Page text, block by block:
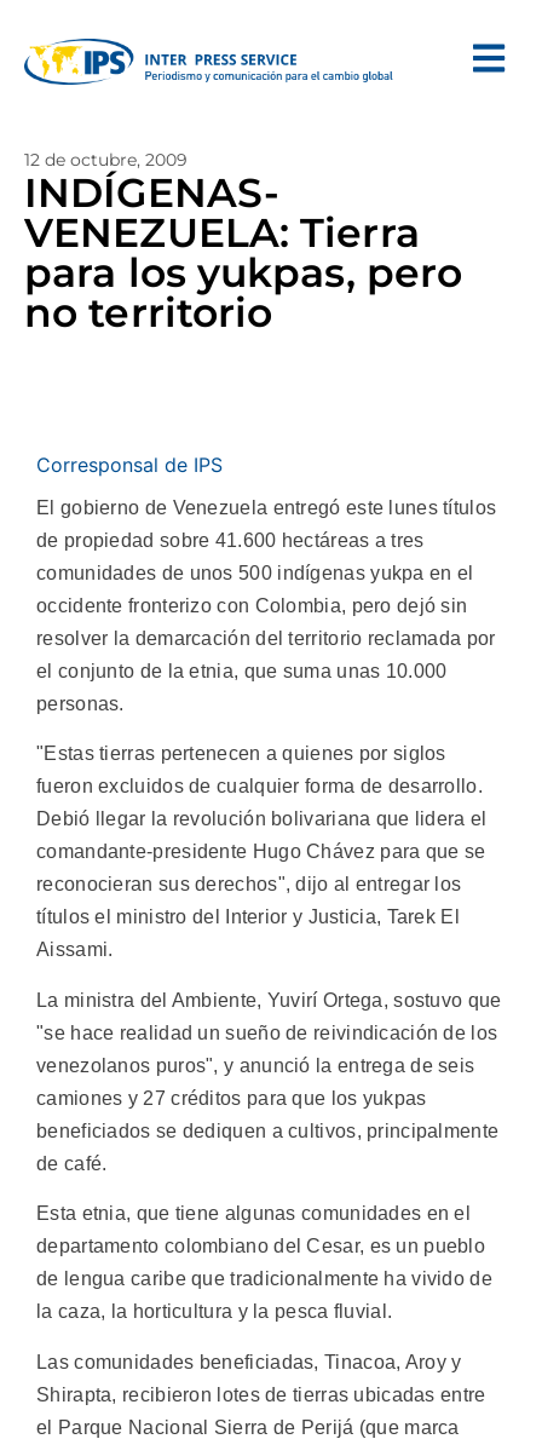
12 de octubre, 2009
INDÍGENAS-
VENEZUELA: Tierra
para los yukpas, pero
no territorio
Corresponsal de IPS
El gobierno de Venezuela entregó este lunes títulos
de propiedad sobre 41.600 hectáreas a tres
comunidades de unos 500 indígenas yukpa en el
occidente fronterizo con Colombia, pero dejó sin
resolver la demarcación del territorio reclamada por
el conjunto de la etnia, que suma unas 10.000
personas.
"Estas tierras pertenecen a quienes por siglos
fueron excluidos de cualquier forma de desarrollo.
Debió llegar la revolución bolivariana que lidera el
comandante-presidente Hugo Chávez para que se
reconocieran sus derechos", dijo al entregar los
títulos el ministro del Interior y Justicia, Tarek El
Aissami.
La ministra del Ambiente, Yuvirí Ortega, sostuvo que
"se hace realidad un sueño de reivindicación de los
venezolanos puros", y anunció la entrega de seis
camiones y 27 créditos para que los yukpas
beneficiados se dediquen a cultivos, principalmente
de café.
Esta etnia, que tiene algunas comunidades en el
departamento colombiano del Cesar, es un pueblo
de lengua caribe que tradicionalmente ha vivido de
la caza, la horticultura y la pesca fluvial.
Las comunidades beneficiadas, Tinacoa, Aroy y
Shirapta, recibieron lotes de tierras ubicadas entre
el Parque Nacional Sierra de Perijá (que marca